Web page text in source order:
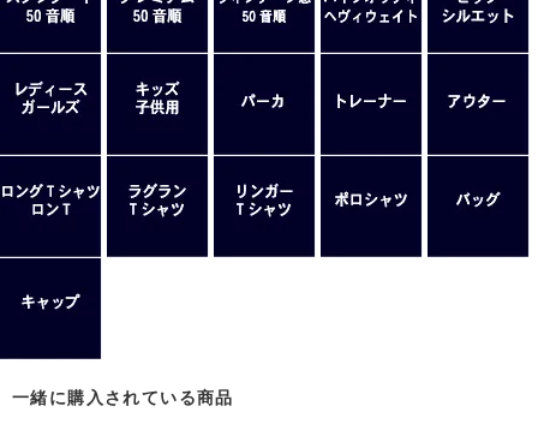
一緒に購入されている商品